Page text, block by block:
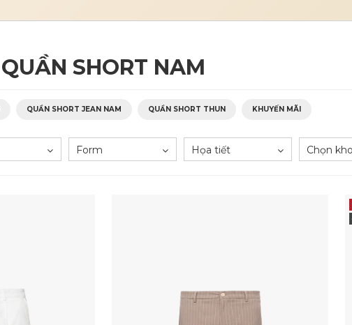
QUẦN SHORT NAM
QUẦN SHORT JEAN NAM QUẦN SHORT THUN KHUYẾN MÃI
Form Họa tiết Chọn